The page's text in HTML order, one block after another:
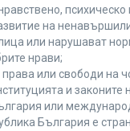
психическо
на
или нарушават
нрави;
или свободи на
и законите
или
България е